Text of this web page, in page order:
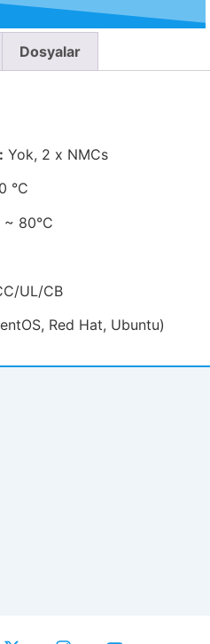
Dosyalar
Yok, 2 x NMCs
°C
~ 80°C
UL/CB
Red Hat, Ubuntu)